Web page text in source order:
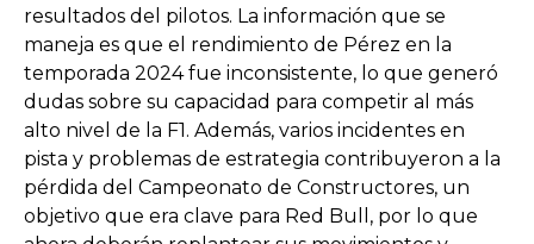
resultados del pilotos. La información que se
maneja es que el rendimiento de Pérez en la
temporada 2024 fue inconsistente, lo que generó
dudas sobre su capacidad para competir al más
alto nivel de la F1. Además, varios incidentes en
pista y problemas de estrategia contribuyeron a la
pérdida del Campeonato de Constructores, un
objetivo que era clave para Red Bull, por lo que